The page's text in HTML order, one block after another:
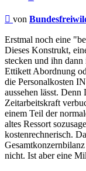
Beitrag
von
Erstmal noch eine
Dieses Konstrukt,
stecken und ihn
Ettikett Abordnung
die Personalkosten
aussehen lässt.
Zeitarbeitskraft
einem Teil der
altes Ressort
kostenrechnerisch.
nicht. Ist aber eine